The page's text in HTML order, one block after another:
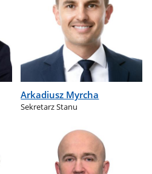
Arkadiusz Myrcha
Sekretarz Stanu